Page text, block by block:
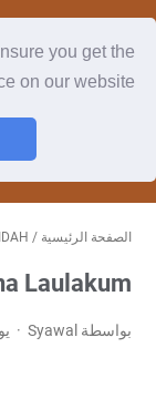
you get the
on our website.
الصفحة الرئيسية /
Laulakum
بواسطة Syawal